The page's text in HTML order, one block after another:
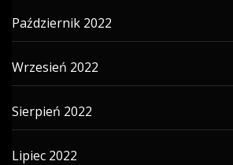
Październik 2022
Wrzesień 2022
Sierpień 2022
Lipiec 2022